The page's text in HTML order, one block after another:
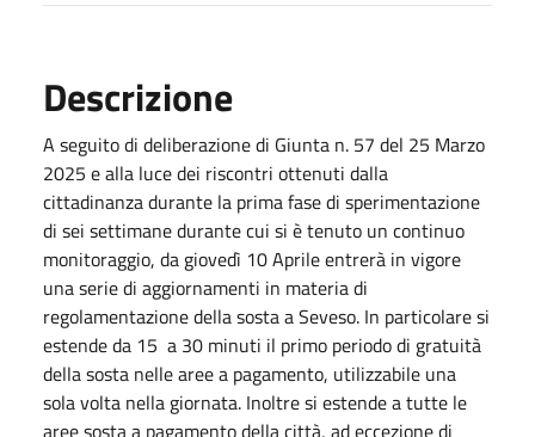
Descrizione
A seguito di deliberazione di Giunta n. 57 del 25 Marzo
2025 e alla luce dei riscontri ottenuti dalla
cittadinanza durante la prima fase di sperimentazione
di sei settimane durante cui si è tenuto un continuo
monitoraggio, da giovedì 10Aprileentrerà in vigore
una serie di aggiornamenti in materia di
regolamentazione della sosta a Seveso. In particolare si
estende da 15 a 30 minuti il primo periodo di gratuità
della sosta nelle aree a pagamento, utilizzabile una
sola volta nella giornata. Inoltre si estende a tutte le
aree sosta a pagamento della città, ad eccezione di